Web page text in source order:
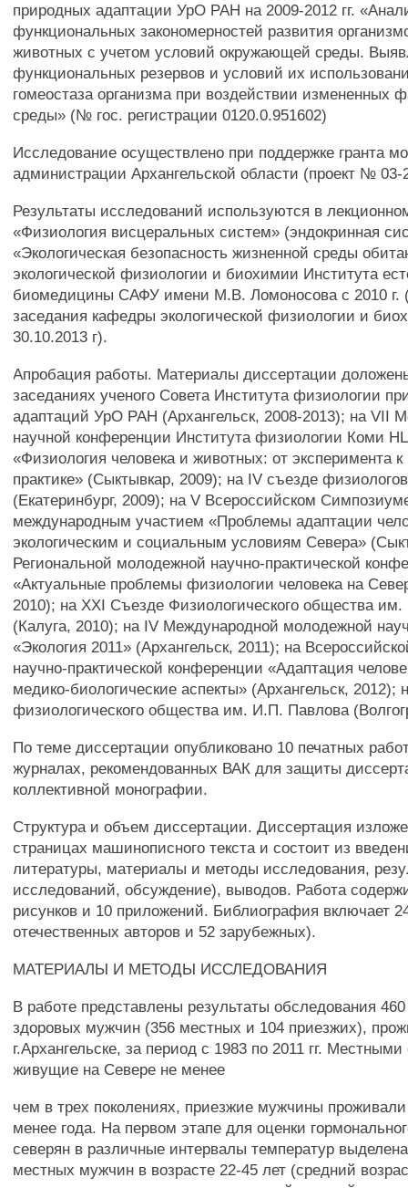
природных адаптации УрО РАН на 2009-2012 гг.
функциональных закономерностей развития
животных с учетом условий окружающей среды.
функциональных резервов и условий их
гомеостаза организма при воздействии измененных
среды» (№ гос. регистрации 0120.0.951602)
Исследование осуществлено при поддержке гранта
администрации Архангельской области (проект № 03-
Результаты исследований используются в
«Физиология висцеральных систем» (эндокринная
«Экологическая безопасность жизненной среды
экологической физиологии и биохимии Института
биомедицины САФУ имени М.В. Ломоносова с 2010 г.
заседания кафедры экологической физиологии и
30.10.2013 г).
Апробация работы. Материалы диссертации
заседаниях ученого Совета Института физиологии
адаптаций УрО РАН (Архангельск, 2008-2013); на VII
научной конференции Института физиологии Коми
«Физиология человека и животных: от эксперимента к
практике» (Сыктывкар, 2009); на IV съезде
(Екатеринбург, 2009); на V Всероссийском
международным участием «Проблемы адаптации
экологическим и социальным условиям Севера»
Региональной молодежной научно-практической
«Актуальные проблемы физиологии человека на
2010); на XXI Съезде Физиологического общества
(Калуга, 2010); на IV Международной молодежной
«Экология 2011» (Архангельск, 2011); на
научно-практической конференции «Адаптация
медико-биологические аспекты» (Архангельск, 2012);
физиологического общества им. И.П. Павлова
По теме диссертации опубликовано 10 печатных
журналах, рекомендованных ВАК для защиты
коллективной монографии.
Структура и объем диссертации. Диссертация
страницах машинописного текста и состоит из
литературы, материалы и методы исследования,
исследований, обсуждение), выводов. Работа
рисунков и 10 приложений. Библиография включает
отечественных авторов и 52 зарубежных).
МАТЕРИАЛЫ И МЕТОДЫ ИССЛЕДОВАНИЯ
В работе представлены результаты обследования
здоровых мужчин (356 местных и 104 приезжих),
г.Архангельске, за период с 1983 по 2011 гг.
живущие на Севере не менее
чем в трех поколениях, приезжие мужчины
менее года. На первом этапе для оценки
северян в различные интервалы температур
местных мужчин в возрасте 22-45 лет (средний